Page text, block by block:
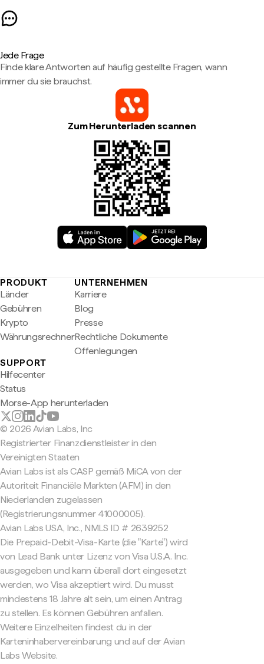
Jede Frage
Finde klare Antworten auf häufig gestellte Fragen, wann
immer du sie brauchst.
Zum Herunterladen scannen
PRODUKT
Länder
Gebühren
Krypto
Währungsrechner
UNTERNEHMEN
Karriere
Blog
Presse
Rechtliche Dokumente
Offenlegungen
SUPPORT
Hilfecenter
Status
Morse-App herunterladen
© 2026 Avian Labs, Inc
Registrierter Finanzdienstleister in den
Vereinigten Staaten
Avian Labs ist als CASP gemäß MiCA von der
Autoriteit Financiële Markten (AFM) in den
Niederlanden zugelassen
(Registrierungsnummer 41000005).
Avian Labs USA, Inc., NMLS ID # 2639252
Die Prepaid-Debit-Visa-Karte (die "Karte") wird
von Lead Bank unter Lizenz von Visa U.S.A. Inc.
ausgegeben und kann überall dort eingesetzt
werden, wo Visa akzeptiert wird. Du musst
mindestens 18 Jahre alt sein, um einen Antrag
zu stellen. Es können Gebühren anfallen.
Weitere Einzelheiten findest du in der
Karteninhabervereinbarung und auf der Avian
Labs Website.